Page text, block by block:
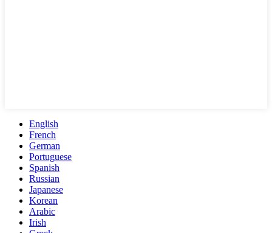
English
French
German
Portuguese
Spanish
Russian
Japanese
Korean
Arabic
Irish